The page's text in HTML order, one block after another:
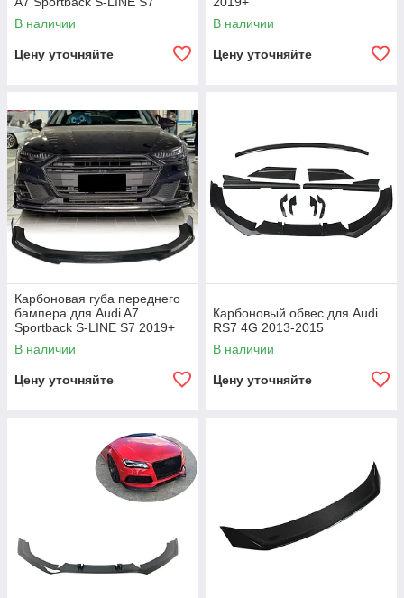
2019+
В наличии
Цену уточняйте
В наличии
Цену уточняйте
Карбоновая губа переднего
бампера для Audi A7
Sportback S-LINE S7 2019+
В наличии
Цену уточняйте
Карбоновый обвес для Audi
RS7 4G 2013-2015
В наличии
Цену уточняйте